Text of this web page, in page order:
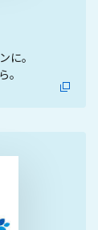
に。
。